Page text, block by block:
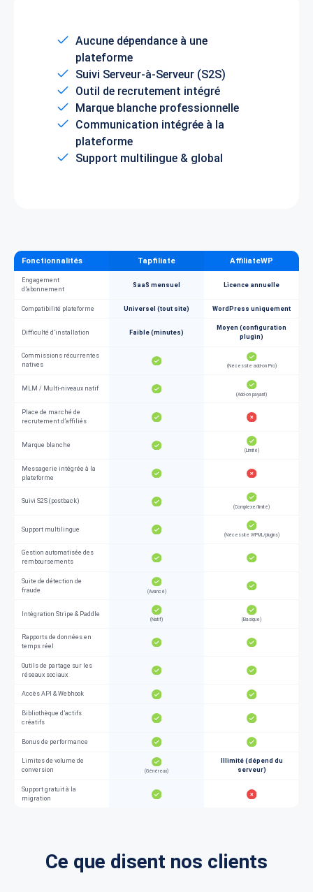
Aucune dépendance à une
plateforme
Suivi Serveur-à-Serveur (S2S)
Outil de recrutement intégré
Marque blanche professionnelle
Communication intégrée à la
plateforme
Support multilingue & global
Fonctionnalités Tapfiliate AffiliateWP
Engagement
d’abonnement
SaaS mensuel Licence annuelle
Compatibilité plateforme Universel (tout site) WordPress uniquement
Difficulté d’installation Faible (minutes)
Moyen (configuration
plugin)
Commissions récurrentes
natives
(Nécessite add-on Pro)
MLM / Multi-niveaux natif
(Add-on payant)
Place de marché de
recrutement d’affiliés
Marque blanche
(Limité)
Messagerie intégrée à la
plateforme
Suivi S2S (postback)
(Complexe/limité)
Support multilingue
(Nécessite WPML/plugins)
Gestion automatisée des
remboursements
Suite de détection de
fraude
(Avancé)
Intégration Stripe & Paddle
(Natif) (Basique)
Rapports de données en
temps réel
Outils de partage sur les
réseaux sociaux
Accès API & Webhook
Bibliothèque d’actifs
créatifs
Bonus de performance
Limites de volume de
conversion
(Généreux)
Illimité (dépend du
serveur)
Support gratuit à la
migration
Ce que disent nos clients